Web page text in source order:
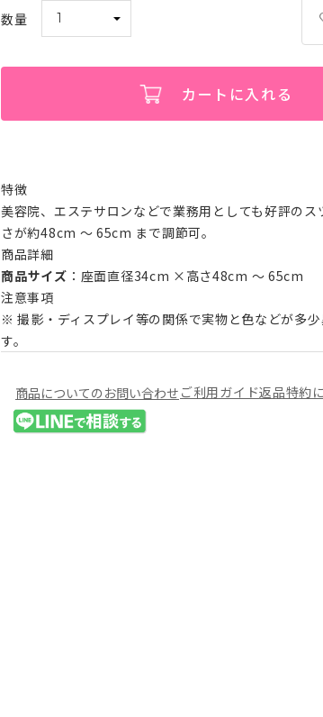
カートに入れる
特徴
美容院、エステサロンなどで業務用としても好評のス
さが約48cm ～ 65cm まで調節可。
商品詳細
商品サイズ ：座面直径34cm ×高さ48cm ～ 65cm
注意事項
※ 撮影・ディスプレイ等の関係で実物と色などが多
す。
商品についてのお問い合わせ ご利用ガイド返品特約